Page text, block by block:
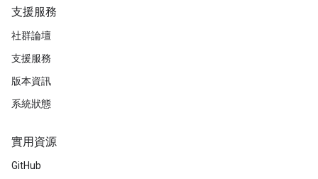
支援服務
社群論壇
支援服務
版本資訊
系統狀態
實用資源
GitHub